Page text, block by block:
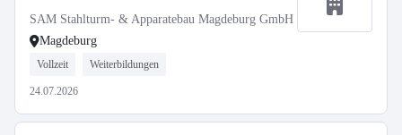
SAM Stahlturm- & Apparatebau Magdeburg GmbH
Magdeburg
Vollzeit Weiterbildungen
24.07.2026